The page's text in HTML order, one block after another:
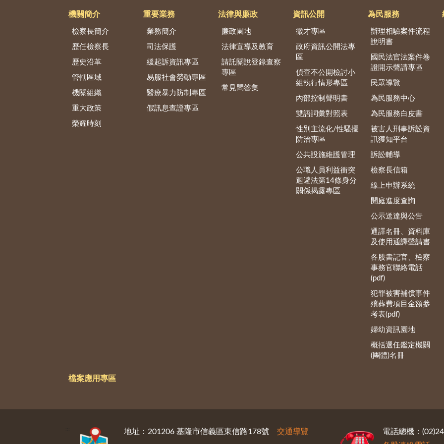
機關簡介
檢察長簡介
歷任檢察長
歷史沿革
管轄區域
機關組織
重大政策
榮耀時刻
重要業務
業務簡介
司法保護
緩起訴資訊專區
易服社會勞動專區
醫療暴力防制專區
假訊息查證專區
法律與廉政
廉政園地
法律宣導及教育
請託關說登錄查察
專區
常見問答集
資訊公開
徵才專區
政府資訊公開法專
區
偵查不公開檢討小
組執行情形專區
內部控制聲明書
雙語詞彙對照表
性別主流化/性騷擾
防治專區
公共設施維護管理
公職人員利益衝突
迴避法第14條身分
關係揭露專區
為民服務
辦理相驗案件流程
說明書
國民法官法案件卷
證開示聲請專區
民眾導覽
為民服務中心
為民服務白皮書
被害人刑事訴訟資
訊獲知平台
訴訟輔導
檢察長信箱
線上申辦系統
開庭進度查詢
公示送達與公告
通譯名冊、資料庫
及使用通譯聲請書
各股書記官、檢察
事務官聯絡電話
(pdf)
犯罪被害補償事件
殯葬費項目金額參
考表(pdf)
婦幼資訊園地
概括選任鑑定機關
(團體)名冊
檔案應用專區
地址：201206 基隆市信義區東信路178號 交通導覽
電話總機：